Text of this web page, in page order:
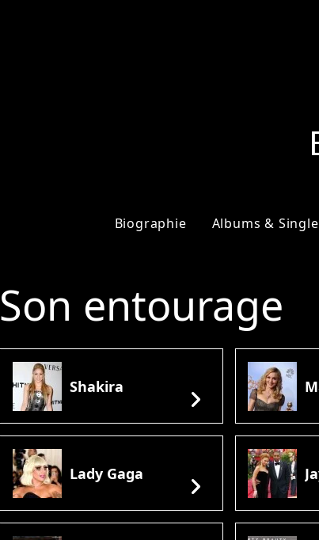
Biographie Albums &
Son entourage
Shakira chevron_right
Lady Gaga chevron_right